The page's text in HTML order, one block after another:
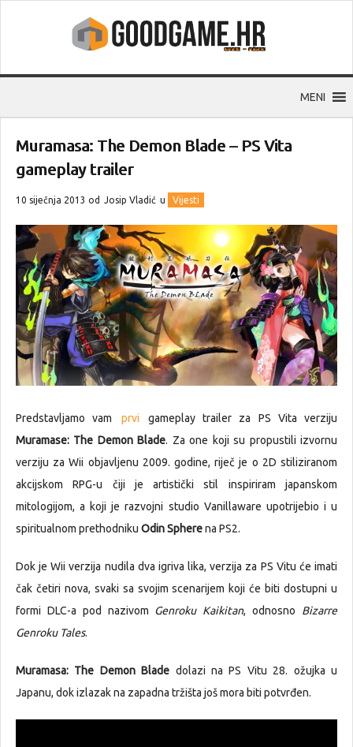
MENI
Muramasa: The Demon Blade – PS Vita
gameplay trailer
10 siječnja 2013 od Josip Vladić u Vijesti
Predstavljamo vam prvi
gameplay trailer za PS Vita verziju
Muramase: The Demon Blade. Za one koji su propustili izvornu
verziju za Wii objavljenu 2009. godine, riječ je o 2D stiliziranom
akcijskom RPG-u čiji je artistički stil inspiriram japanskom
mitologijom, a koji je razvojni studio Vanillaware upotrijebio i u
spiritualnom prethodniku Odin Spherena PS2.
Dok je Wii verzija nudila dva igriva lika, verzija za PS Vitu će imati
čak četiri nova, svaki sa svojim scenarijem koji će biti dostupni u
formi DLC-a pod nazivom Genroku Kaikitan, odnosno Bizarre
Genroku Tales.
Muramasa: The Demon Blade dolazi na PS Vitu 28. ožujka u
Japanu, dok izlazak na zapadna tržišta još mora biti potvrđen.